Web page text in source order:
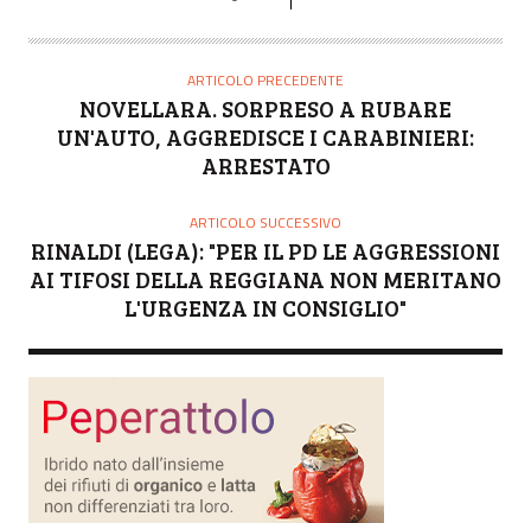
ARTICOLO PRECEDENTE
NOVELLARA. SORPRESO A RUBARE
UN'AUTO, AGGREDISCE I CARABINIERI:
ARRESTATO
ARTICOLO SUCCESSIVO
RINALDI (LEGA): "PER IL PD LE AGGRESSIONI
AI TIFOSI DELLA REGGIANA NON MERITANO
L'URGENZA IN CONSIGLIO"